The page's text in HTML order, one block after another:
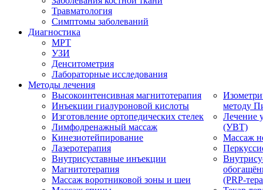
Травматология
Симптомы заболеваний
Диагностика
МРТ
УЗИ
Денситометрия
Лабораторные исследования
Методы лечения
Высокоинтенсивная магнитотерапия
Инъекции гиалуроновой кислоты
Изготовление ортопедических стелек
Лимфодренажный массаж
Кинезиотейпирование
Лазеротерапия
Внутрисуставные инъекции
Магнитотерапия
Массаж воротниковой зоны и шеи
методу
Лечение
(УВТ)
Массаж
(PRP-